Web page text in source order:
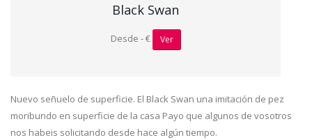
Black Swan
Desde - € Ver
Nuevo señuelo de superficie. El Black Swan una imitación de pez
moribundo en superficie de la casa Payo que algunos de vosotros
nos habeis solicitando desde hace algún tiempo.